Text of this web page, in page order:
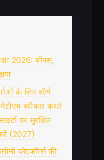
2026: बोनस,
के लिए शीर्ष
स्वीकार करते
पर सुरक्षित
(2027)
प्लेटफॉर्म्स की